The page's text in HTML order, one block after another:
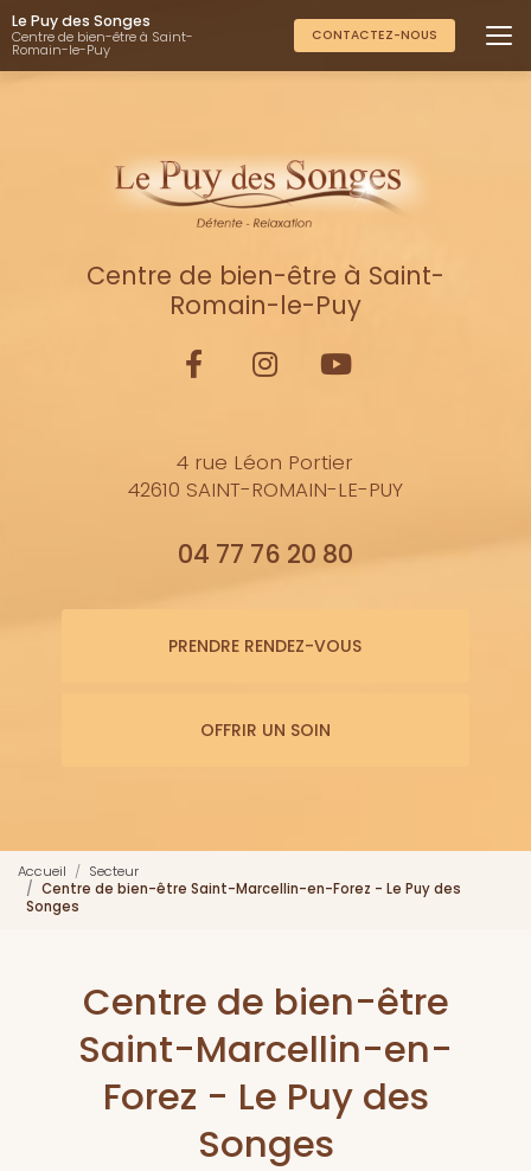
Aller
au
contenu
principal
Le Puy des Songes
Centre de bien-être à Saint-
Romain-le-Puy
CONTACTEZ-NOUS
Centre de bien-être à Saint-
Romain-le-Puy
4 rue Léon Portier
42610 SAINT-ROMAIN-LE-PUY
04 77 76 20 80
PRENDRE RENDEZ-VOUS
OFFRIR UN SOIN
Accueil
Secteur
Centre de bien-être Saint-Marcellin-en-Forez - Le Puy des
Songes
Centre de bien-être
Saint-Marcellin-en-
Forez - Le Puy des
Songes